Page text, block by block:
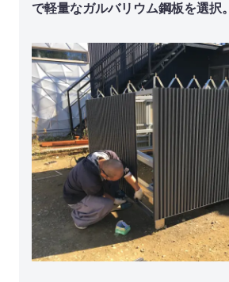
で軽量なガルバリウム鋼板を選択。